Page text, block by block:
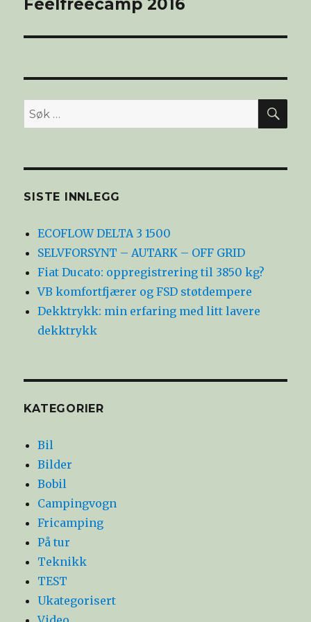
Feelfreecamp 2016
Søk
etter:
SISTE INNLEGG
ECOFLOW DELTA 3 1500
SELVFORSYNT – AUTARK – OFF GRID
Fiat Ducato: oppregistrering til 3850 kg?
VB komfortfjærer og FSD støtdempere
Dekktrykk: min erfaring med litt lavere
dekktrykk
KATEGORIER
Bil
Bilder
Bobil
Campingvogn
Fricamping
På tur
Teknikk
TEST
Ukategorisert